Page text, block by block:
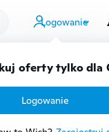
Logowanie
oferty tylko dla
Logowanie
Przybory dziecięce